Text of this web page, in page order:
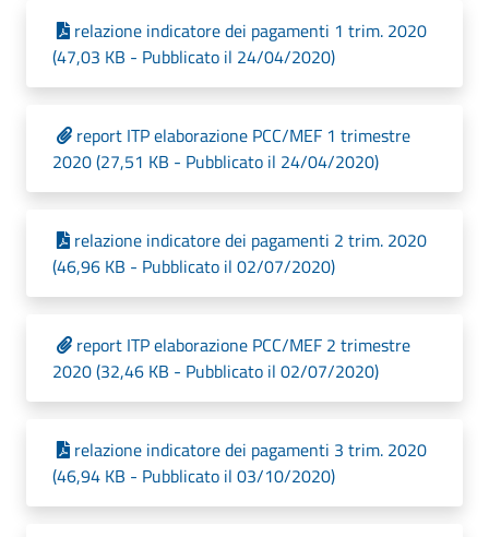
relazione indicatore dei pagamenti 1 trim. 2020
(47,03 KB - Pubblicato il 24/04/2020)
report ITP elaborazione PCC/MEF 1 trimestre
2020 (27,51 KB - Pubblicato il 24/04/2020)
relazione indicatore dei pagamenti 2 trim. 2020
(46,96 KB - Pubblicato il 02/07/2020)
report ITP elaborazione PCC/MEF 2 trimestre
2020 (32,46 KB - Pubblicato il 02/07/2020)
relazione indicatore dei pagamenti 3 trim. 2020
(46,94 KB - Pubblicato il 03/10/2020)